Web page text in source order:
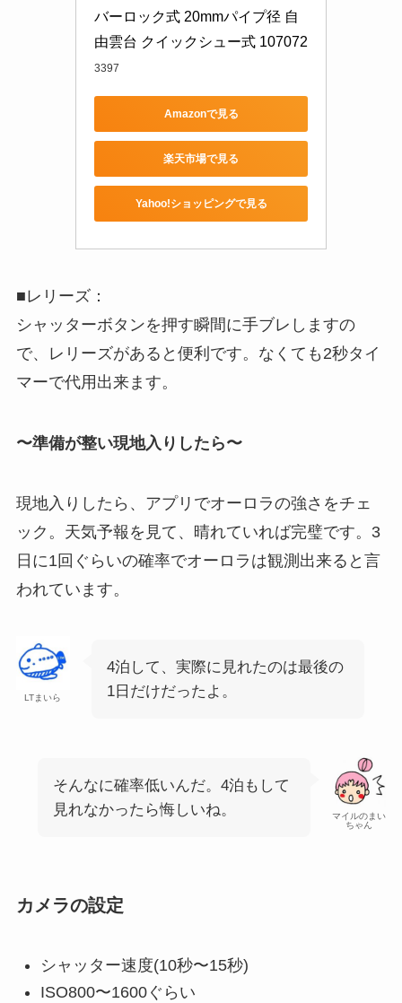
バーロック式 20mmパイプ径 自
由雲台 クイックシュー式 107072
3397
Amazonで見る
楽天市場で見る
Yahoo!ショッピングで見る
■レリーズ：
シャッターボタンを押す瞬間に手ブレしますの
で、レリーズがあると便利です。なくても2秒タイ
マーで代用出来ます。
〜準備が整い現地入りしたら〜
現地入りしたら、アプリでオーロラの強さをチェ
ック。天気予報を見て、晴れていれば完璧です。3
日に1回ぐらいの確率でオーロラは観測出来ると言
われています。
LTまいら
4泊して、実際に見れたのは最後の
1日だけだったよ。
マイルのまい
ちゃん
そんなに確率低いんだ。4泊もして
見れなかったら悔しいね。
カメラの設定
シャッター速度(10秒〜15秒)
ISO800〜1600ぐらい